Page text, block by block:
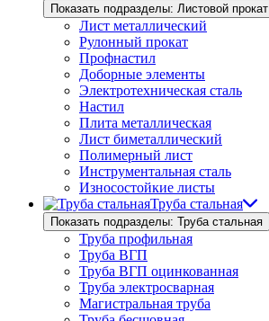
Показать подразделы: Листовой прокат
Лист металлический
Рулонный прокат
Профнастил
Доборные элементы
Электротехническая сталь
Настил
Плита металлическая
Лист биметаллический
Полимерный лист
Инструментальная сталь
Износостойкие листы
Труба стальная
Показать подразделы: Труба стальная
Труба профильная
Труба ВГП
Труба ВГП оцинкованная
Труба электросварная
Магистральная труба